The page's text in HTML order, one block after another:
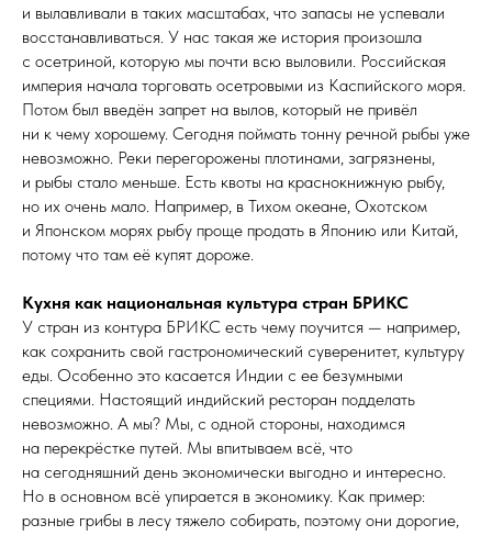
и вылавливали в таких масштабах, что запасы не успевали
восстанавливаться. У нас такая же история произошла
с осетриной, которую мы почти всю выловили. Российская
империя начала торговать осетровыми из Каспийского моря.
Потом был введён запрет на вылов, который не привёл
ни к чему хорошему. Сегодня поймать тонну речной рыбы уже
невозможно. Реки перегорожены плотинами, загрязнены,
и рыбы стало меньше. Есть квоты на краснокнижную рыбу,
но их очень мало. Например, в Тихом океане, Охотском
и Японском морях рыбу проще продать в Японию или Китай,
потому что там её купят дороже.
Кухня как национальная культура стран БРИКС
У стран из контура БРИКС есть чему поучится — например,
как сохранить свой гастрономический суверенитет, культуру
еды. Особенно это касается Индии с ее безумными
специями. Настоящий индийский ресторан подделать
невозможно. А мы? Мы, с одной стороны, находимся
на перекрёстке путей. Мы впитываем всё, что
на сегодняшний день экономически выгодно и интересно.
Но в основном всё упирается в экономику. Как пример:
разные грибы в лесу тяжело собирать, поэтому они дорогие,